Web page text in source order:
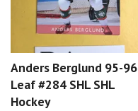
Anders Berglund 95-96
Leaf #284 SHL SHL
Hockey